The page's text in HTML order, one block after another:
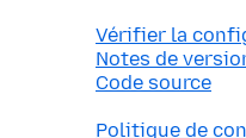
Vérifier la
Notes de
Code source
Politique de